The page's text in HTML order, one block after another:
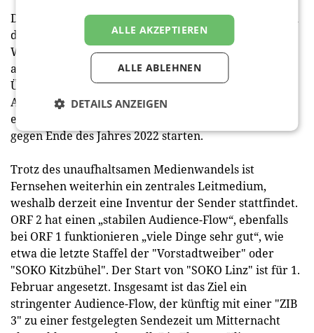
Das ORF-Player-Modul "Topos" erläutert Kernthemen
des öffentlich-rechtlichen Anbieters wie Kultur,
Wissenschaft und Religion und verbindet Elemente
aus Online, TV und Radio sowie Podcasts und Live-
Übertragungen in einer neuen Form. Das
Angebotskonzept wurde von der KommAustria nach
eineinhalbjähriger Prüfung genehmigt und wird
gegen Ende des Jahres 2022 starten.
Trotz des unaufhaltsamen Medienwandels ist
Fernsehen weiterhin ein zentrales Leitmedium,
weshalb derzeit eine Inventur der Sender stattfindet.
ORF 2 hat einen „stabilen Audience-Flow“, ebenfalls
bei ORF 1 funktionieren „viele Dinge sehr gut“, wie
etwa die letzte Staffel der "Vorstadtweiber" oder
"SOKO Kitzbühel". Der Start von "SOKO Linz" ist für 1.
Februar angesetzt. Insgesamt ist das Ziel ein
stringenter Audience-Flow, der künftig mit einer "ZIB
3" zu einer festgelegten Sendezeit um Mitternacht
ALLE AKZEPTIEREN
ALLE ABLEHNEN
DETAILS ANZEIGEN